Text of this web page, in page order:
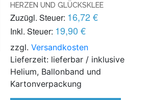
RZEN UND GLÜCKSKLEE
Zuzügl. Steuer: 16,72 €
Inkl. Steuer: 19,90 €
zzgl.Versandkosten
Lieferzeit: lieferbar / inklusive
Helium, Ballonband und
Kartonverpackung